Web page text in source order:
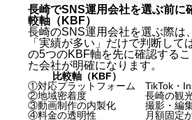
長崎でSNS運用会社を選ぶ前に
較軸（KBF）
長崎のSNS運用会社を選ぶ際は
「実績が多い」だけで判断して
の5つのKBF軸を先に確認する
た会社が明確になります。
比較軸（KBF）
①対応プラットフォーム
TikTok・
②地域密着度
長崎の観
③動画制作の内製化
撮影・編
④料金の透明性
月額固定